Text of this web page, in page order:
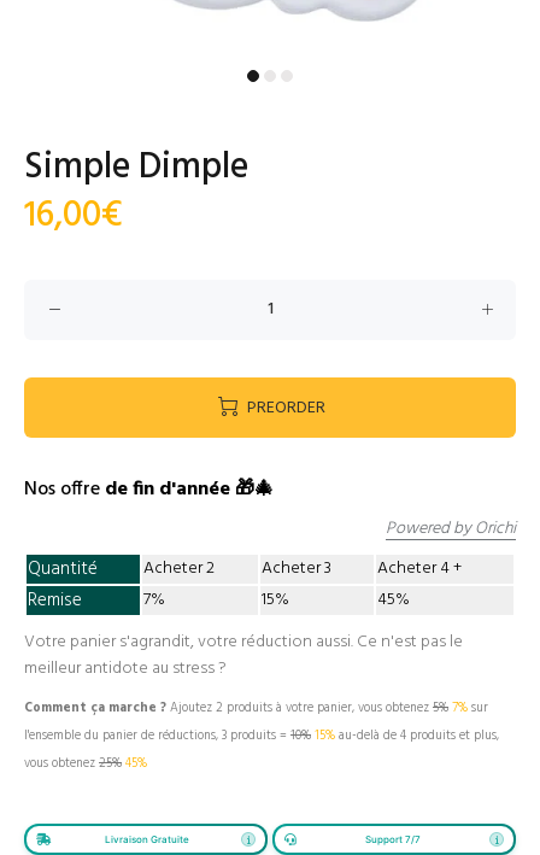
Simple Dimple
16,00€
PREORDER
Nos offrede fin d'année 🎁🎄
Powered by Orichi
Quantité Acheter 2 Acheter 3 Acheter 4
Remise 7% 15%
45%
Votre panier s'agrandit, votre réduction aussi. Ce n'est pas le
meilleur antidote au stress ?
Comment ça marche ?Ajoutez 2 produits à votre panier, vous obtenez5%7%sur
l'ensemble du panier de réductions, 3 produits = 10%15%au-delà de 4 produits et plus,
vous obtenez25%45%
Livraison Gratuite Support 7/7